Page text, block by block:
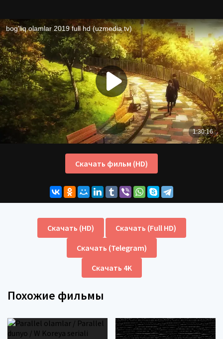
Скачать фильм (HD)
Скачать (HD)
Скачать (Full HD)
Скачать (Telegram)
Скачать 4K
Похожие фильмы